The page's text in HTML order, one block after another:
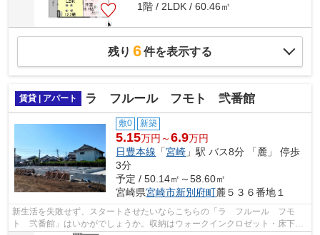
1階 / 2LDK / 60.46㎡
残り 6件を表示する
賃貸 | アパート ラ フルール フモト 弐番館
敷0 新築
5.15万円～6.9万円
日豊本線 「宮崎 」駅 バス8分 「麓」 停歩
3分
予定 / 50.14㎡～58.60㎡
宮崎県宮崎市新別府町麓５３６番地１
新生活を失敗せず、スタートさせたいならこちらの「ラ フルール フモ
ト 弐番館」はいかがでしょうか。収納はウォークインクロゼット・床下収